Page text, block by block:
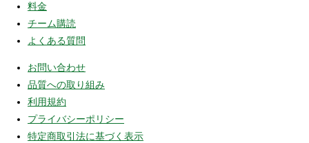
料金
チーム購読
よくある質問
お問い合わせ
品質への取り組み
利用規約
プライバシーポリシー
特定商取引法に基づく表示